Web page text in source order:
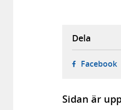
Dela
Facebook-
Sidan är